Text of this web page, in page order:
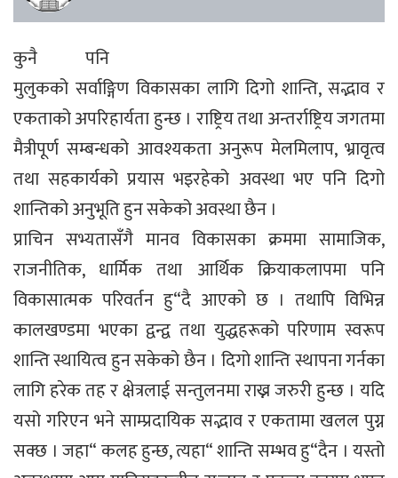
कुनै पनि
मुलुकको सर्वाङ्गिण विकासका लागि दिगो शान्ति, सद्भाव र
एकताको अपरिहार्यता हुन्छ । राष्ट्रिय तथा अन्तर्राष्ट्रिय जगतमा
मैत्रीपूर्ण सम्बन्धको आवश्यकता अनुरूप मेलमिलाप, भ्रावृत्व
तथा सहकार्यको प्रयास भइरहेको अवस्था भए पनि दिगो
शान्तिको अनुभूति हुन सकेको अवस्था छैन ।
प्राचिन सभ्यतासँगै मानव विकासका क्रममा सामाजिक,
राजनीतिक, धार्मिक तथा आर्थिक क्रियाकलापमा पनि
विकासात्मक परिवर्तन हु“दै आएको छ । तथापि विभिन्न
कालखण्डमा भएका द्वन्द्व तथा युद्धहरूको परिणाम स्वरूप
शान्ति स्थायित्व हुन सकेको छैन । दिगो शान्ति स्थापना गर्नका
लागि हरेक तह र क्षेत्रलाई सन्तुलनमा राख्न जरुरी हुन्छ । यदि
यसो गरिएन भने साम्प्रदायिक सद्भाव र एकतामा खलल पुग्न
सक्छ । जहा“ कलह हुन्छ, त्यहा“ शान्ति सम्भव हु“दैन । यस्तो